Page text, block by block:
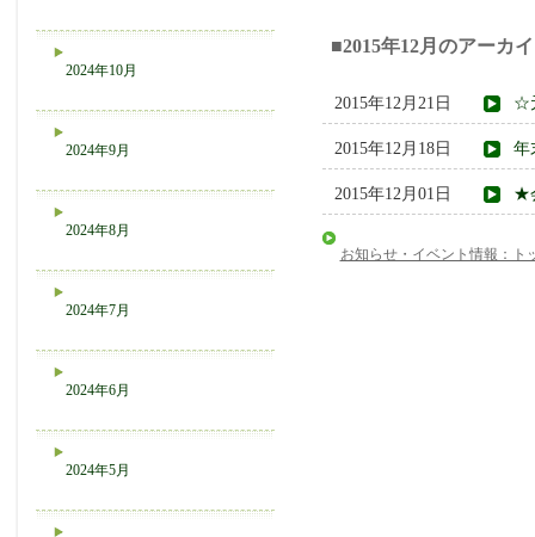
■2015年12月のアーカ
2015年12月21日 ☆
2015年12月18日 年
2015年12月01日 ★
お知らせ・イベント情報：ト
2024年10月
2024年9月
2024年8月
2024年7月
2024年6月
2024年5月